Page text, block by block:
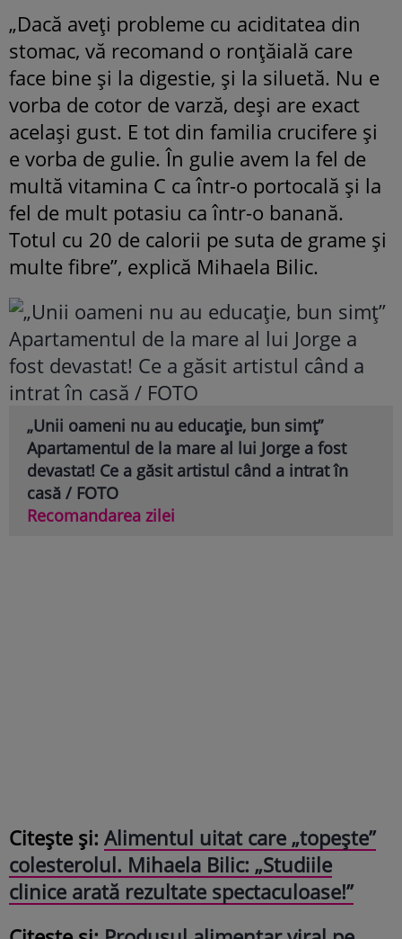
„Dacă aveți probleme cu aciditatea din
stomac, vă recomand o ronțăială care
face bine și la digestie, și la siluetă. Nu e
vorba de cotor de varză, deși are exact
același gust. E tot din familia crucifere și
e vorba de gulie. În gulie avem la fel de
multă vitamina C ca într-o portocală și la
fel de mult potasiu ca într-o banană.
Totul cu 20 de calorii pe suta de grame și
multe fibre”, explică Mihaela Bilic.
„Unii oameni nu au educație, bun simț”
Apartamentul de la mare al lui Jorge a fost
devastat! Ce a găsit artistul când a intrat în
casă / FOTO
Recomandarea zilei
Citește și: Alimentul uitat care „topește”
colesterolul. Mihaela Bilic: „Studiile
clinice arată rezultate spectaculoase!”